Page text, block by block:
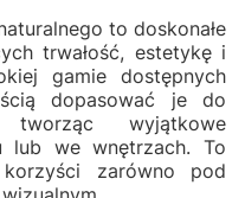
to doskonałe
trwałość, estetykę i
gamie dostępnych
dopasować je do
tworząc wyjątkowe
lub we wnętrzach. To
zarówno pod